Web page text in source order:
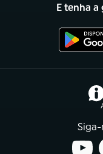
E tenha
Siga-